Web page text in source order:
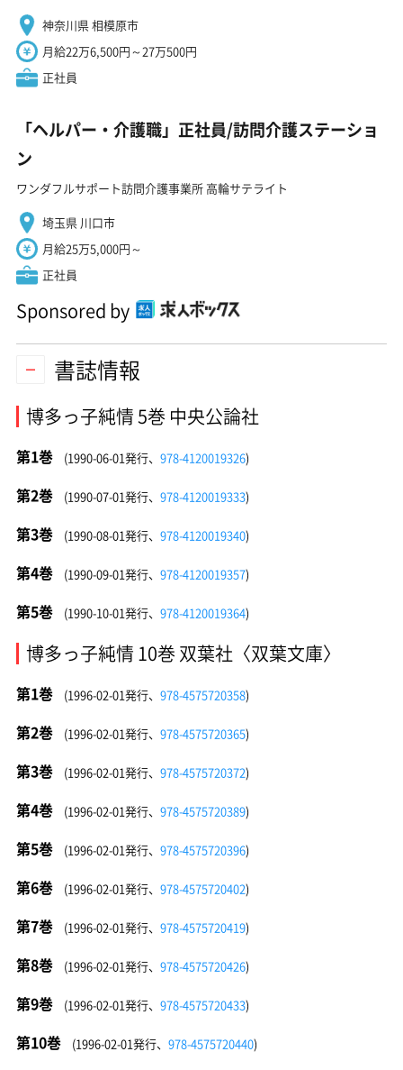
神奈川県 相模原市
月給22万6,500円～27万500円
正社員
「ヘルパー・介護職」正社員/訪問介護ステーショ
ン
ワンダフルサポート訪問介護事業所 高輪サテライト
埼玉県 川口市
月給25万5,000円～
正社員
Sponsored by
書誌情報
博多っ子純情 5巻 中央公論社
第1巻 (1990-06-01発行、 978-4120019326)
第2巻 (1990-07-01発行、 978-4120019333)
第3巻 (1990-08-01発行、 978-4120019340)
第4巻 (1990-09-01発行、 978-4120019357)
第5巻 (1990-10-01発行、 978-4120019364)
博多っ子純情 10巻 双葉社〈双葉文庫〉
第1巻 (1996-02-01発行、 978-4575720358)
第2巻 (1996-02-01発行、 978-4575720365)
第3巻 (1996-02-01発行、 978-4575720372)
第4巻 (1996-02-01発行、 978-4575720389)
第5巻 (1996-02-01発行、 978-4575720396)
第6巻 (1996-02-01発行、 978-4575720402)
第7巻 (1996-02-01発行、 978-4575720419)
第8巻 (1996-02-01発行、 978-4575720426)
第9巻 (1996-02-01発行、 978-4575720433)
第10巻 (1996-02-01発行、 978-4575720440)